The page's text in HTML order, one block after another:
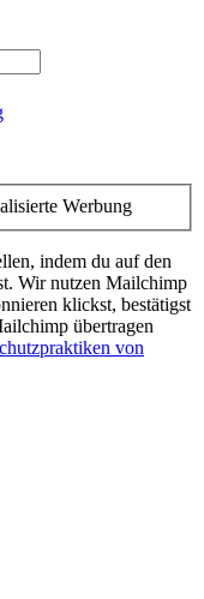
Werbung
indem du auf den
Wir nutzen Mailchimp
klickst, bestätigst
übertragen
von